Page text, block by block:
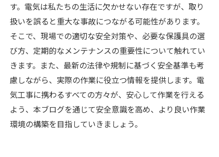
す。電気は私たちの生活に欠かせない存在ですが、取り
扱いを誤ると重大な事故につながる可能性があります。
そこで、現場での適切な安全対策や、必要な保護具の選
び方、定期的なメンテナンスの重要性について触れてい
きます。また、最新の法律や規制に基づく安全基準も考
慮しながら、実際の作業に役立つ情報を提供します。電
気工事に携わるすべての方々が、安心して作業を行える
よう、本ブログを通じて安全意識を高め、より良い作業
環境の構築を目指していきましょう。